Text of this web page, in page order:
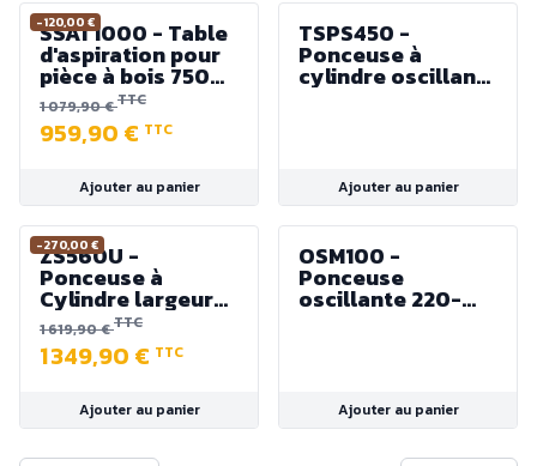
-120,00 €
SSAT1000 - Table
d'aspiration pour
pièce à bois 750W
230V 4000m³/h
1 079,90 €TTC
959,90 € TTC
Ajouter au panier
TSPS450 -
Ponceuse à
cylindre oscillant
450W
Ajouter au panier
-270,00 €
ZS560U -
Ponceuse à
Cylindre largeur
560 mm -
Puissance 2250 W
1 619,90 €TTC
1 349,90 € TTC
Ajouter au panier
OSM100 -
Ponceuse
oscillante 220-
Ajouter au panier